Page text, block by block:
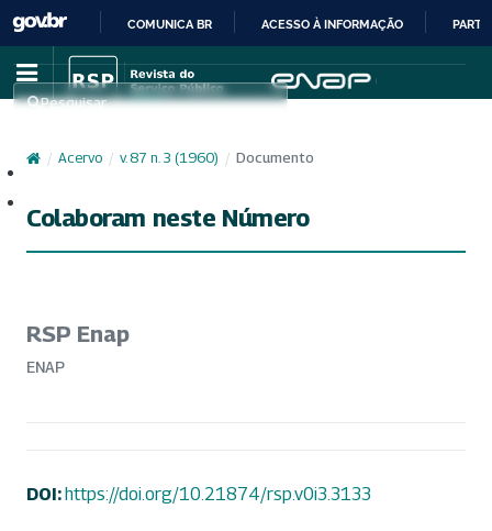
IR
PARA
CONTEÚDO
COMUNICA BR ACESSO À INFORMAÇÃO
Pesquisar
/ Acervo / v. 87 n. 3 (1960) / Documento
Colaboram neste Número
RSP Enap
ENAP
DOI:https://doi.org/10.21874/rsp.v0i3.3133